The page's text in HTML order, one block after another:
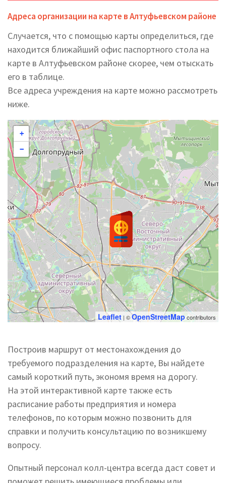
Адреса организации на карте в Алтуфьевском районе
Случается, что с помощью карты определиться, где
находится ближайший офис паспортного стола на
карте в Алтуфьевском районе скорее, чем отыскать
его в таблице.
Все адреса учреждения на карте можно рассмотреть
ниже.
+
−
Leaflet | ©OpenStreetMap contributors
Построив маршрут от местонахождения до
требуемого подразделения на карте, Вы найдете
самый короткий путь, экономя время на дорогу.
На этой интерактивной карте также есть
расписание работы предприятия и номера
телефонов, по которым можно позвонить для
справки и получить консультацию по возникшему
вопросу.
Опытный персонал колл-центра всегда даст совет и